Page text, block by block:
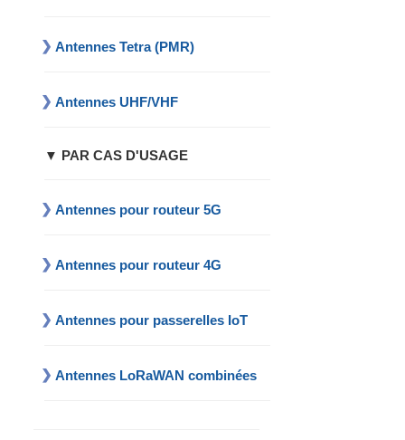
Antennes Tetra (PMR)
Antennes UHF/VHF
▼ PAR CAS D'USAGE
Antennes pour routeur 5G
Antennes pour routeur 4G
Antennes pour passerelles IoT
Antennes LoRaWAN combinées